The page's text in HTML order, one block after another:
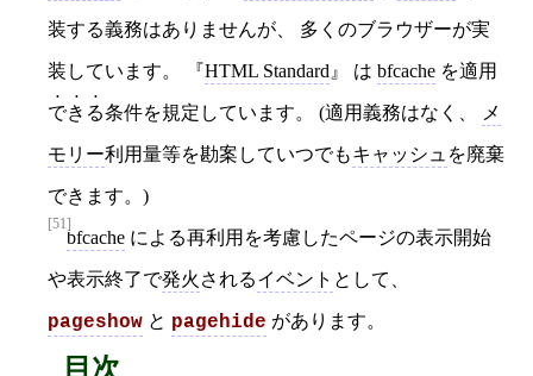
装する義務はありませんが、 多くのブラウザーが実
装しています。 HTML Standard は bfcache を適用
できる条件を規定しています。 (適用義務はなく、 メ
モリー利用量等を勘案していつでもキャッシュ を廃棄
できます。)
[51]
bfcache による再利用を考慮したページの表示開始
や表示終了で発火 されるイベント として、
pageshow と pagehide があります。
目次